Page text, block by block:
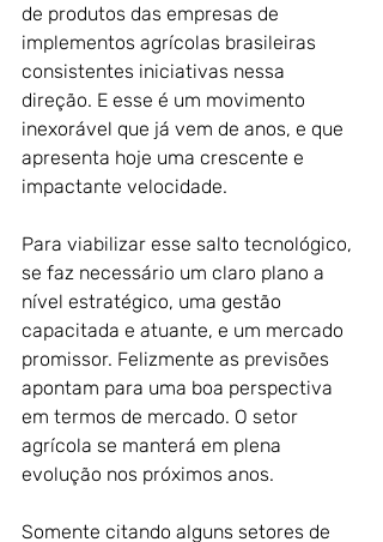
de produtos das empresas de
implementos agrícolas brasileiras
consistentes iniciativas nessa
direção. E esse é um movimento
inexorável que já vem de anos, e que
apresenta hoje uma crescente e
impactante velocidade.
Para viabilizar esse salto tecnológico,
se faz necessário um claro plano a
nível estratégico, uma gestão
capacitada e atuante, e um mercado
promissor. Felizmente as previsões
apontam para uma boa perspectiva
em termos de mercado. O setor
agrícola se manterá em plena
evolução nos próximos anos.
Somente citando alguns setores de